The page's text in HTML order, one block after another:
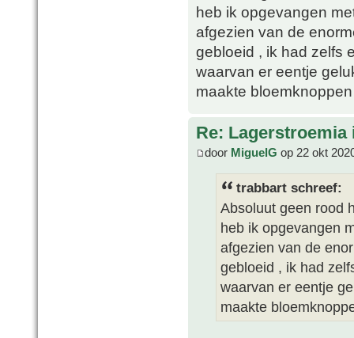
heb ik opgevangen
afgezien van de
gebloeid , ik had zelfs
waarvan er eentje
maakte
Re:
door MiguelG op 22 okt
trabbart schreef:
Absoluut geen rood
heb ik opgevangen
afgezien van de
gebloeid , ik had
waarvan er eentje
maakte